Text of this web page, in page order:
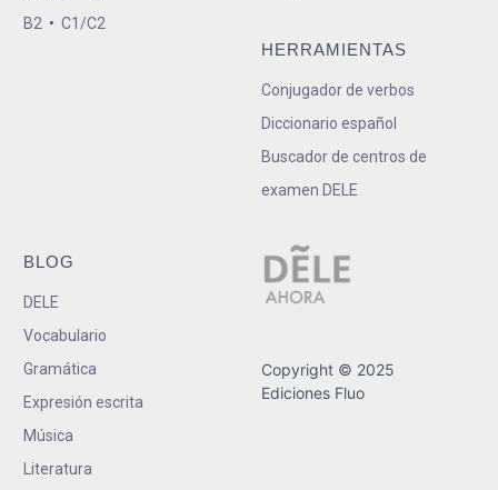
B2 • C1/C2
HERRAMIENTAS
Conjugador de verbos
Diccionario español
Buscador de centros de
examen DELE
BLOG
DELE
Vocabulario
Gramática
Expresión escrita
Música
Literatura
Copyright © 2025
Ediciones Fluo